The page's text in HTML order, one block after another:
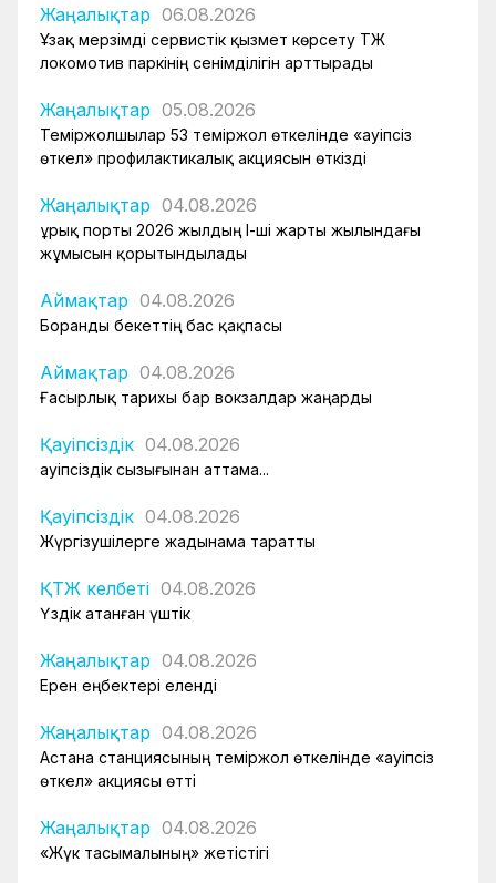
Жаңалықтар 06.08.2026
Ұзақ мерзімді сервистік қызмет көрсету ҚТЖ
локомотив паркінің сенімділігін арттырады
Жаңалықтар 05.08.2026
Теміржолшылар 53 теміржол өткелінде «Қауіпсіз
өткел» профилактикалық акциясын өткізді
Жаңалықтар 04.08.2026
Құрық порты 2026 жылдың І-ші жарты жылындағы
жұмысын қорытындылады
Аймақтар 04.08.2026
Боранды бекеттің бас қақпасы
Аймақтар 04.08.2026
Ғасырлық тарихы бар вокзалдар жаңарды
Қауіпсіздік 04.08.2026
Қауіпсіздік сызығынан аттама...
Қауіпсіздік 04.08.2026
Жүргізушілерге жадынама таратты
ҚТЖ келбеті 04.08.2026
Үздік атанған үштік
Жаңалықтар 04.08.2026
Ерен еңбектері еленді
Жаңалықтар 04.08.2026
Астана станциясының теміржол өткелінде «Қауіпсіз
өткел» акциясы өтті
Жаңалықтар 04.08.2026
«Жүк тасымалының» жетістігі